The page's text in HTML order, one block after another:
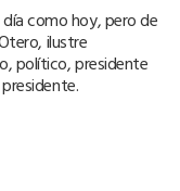
día como hoy, pero de
ilustre
político, presidente